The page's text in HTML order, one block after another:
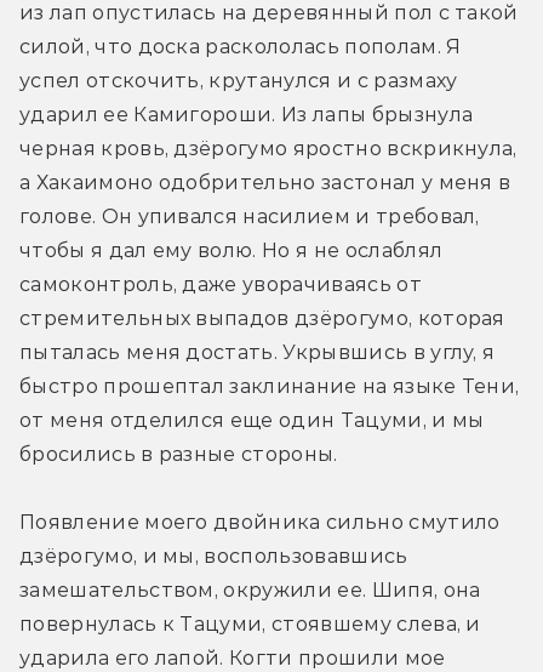
из лап опустилась на деревянный пол с такой
силой, что доска раскололась пополам. Я
успел отскочить, крутанулся и с размаху
ударил ее Камигороши. Из лапы брызнула
черная кровь, дзёрогумо яростно вскрикнула,
а Хакаимоно одобрительно застонал у меня в
голове. Он упивался насилием и требовал,
чтобы я дал ему волю. Но я не ослаблял
самоконтроль, даже уворачиваясь от
стремительных выпадов дзёрогумо, которая
пыталась меня достать. Укрывшись в углу, я
быстро прошептал заклинание на языке Тени,
от меня отделился еще один Тацуми, и мы
бросились в разные стороны.
Появление моего двойника сильно смутило
дзёрогумо, и мы, воспользовавшись
замешательством, окружили ее. Шипя, она
повернулась к Тацуми, стоявшему слева, и
ударила его лапой. Когти прошили мое